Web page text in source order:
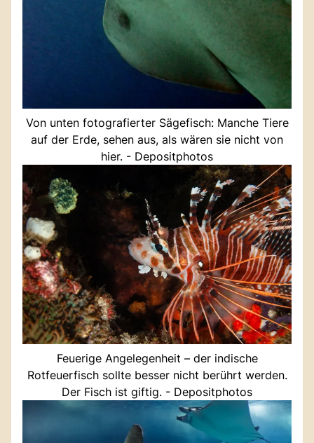
Von unten fotografierter Sägefisch: Manche Tiere
auf der Erde, sehen aus, als wären sie nicht von
hier. - Depositphotos
Feuerige Angelegenheit – der indische
Rotfeuerfisch sollte besser nicht berührt werden.
Der Fisch ist giftig. - Depositphotos